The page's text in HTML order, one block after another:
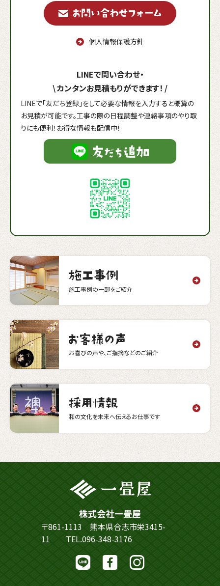
個人情報保護方針
\
LINEで問い合わせ・
カンタンお見積もりができます！ /
LINEで「友だち登録」をして必要な情報を入力すると概算の
お見積が可能です。工事の際の日程調整や連絡事項のやり取
りにも便利！お得な情報も配信中！
施工事例の一部をご紹介
お喜びの声や、ご指摘などのご紹介
和の文化を未来へ伝えるお仕事です
株式会社一畳屋
〒861-1113 熊本県合志市栄3415-
11 TEL.096-348-3176